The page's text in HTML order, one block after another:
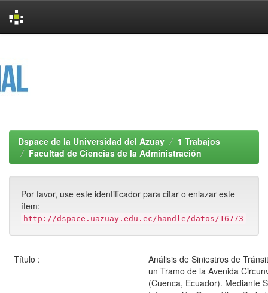
Dspace de la Universidad del Azuay
1 Trabajos
Facultad de Ciencias de la Administración
Por favor, use este identificador para citar o enlazar este
ítem:
http://dspace.uazuay.edu.ec/handle/datos/16773
Título :
Análisis de Siniestros de
un Tramo de la Avenida
(Cuenca, Ecuador). Mediante